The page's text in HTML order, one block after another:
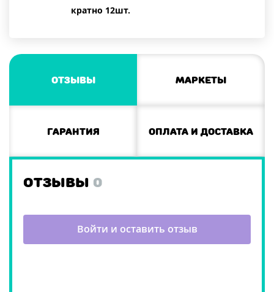
кратно 12шт.
Отзывы Маркеты
Гарантия Оплата и доставка
ОТЗЫВЫ 0
Войти и оставить отзыв